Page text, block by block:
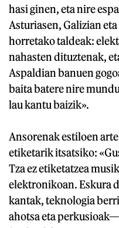
hasi ginen, eta nire
Asturiasen, Galizian
horretako taldeak:
nahasten dituztenak,
Aspaldian banuen
baita batere nire
lau kantu baizik».
Ansorenak estiloen
etiketarik itsatsiko:
Tza ez etiketatzea
elektronikoan. Eskura
kantak, teknologia
ahotsa eta